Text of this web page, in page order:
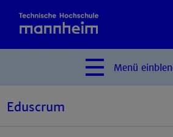
Menü
Eduscrum